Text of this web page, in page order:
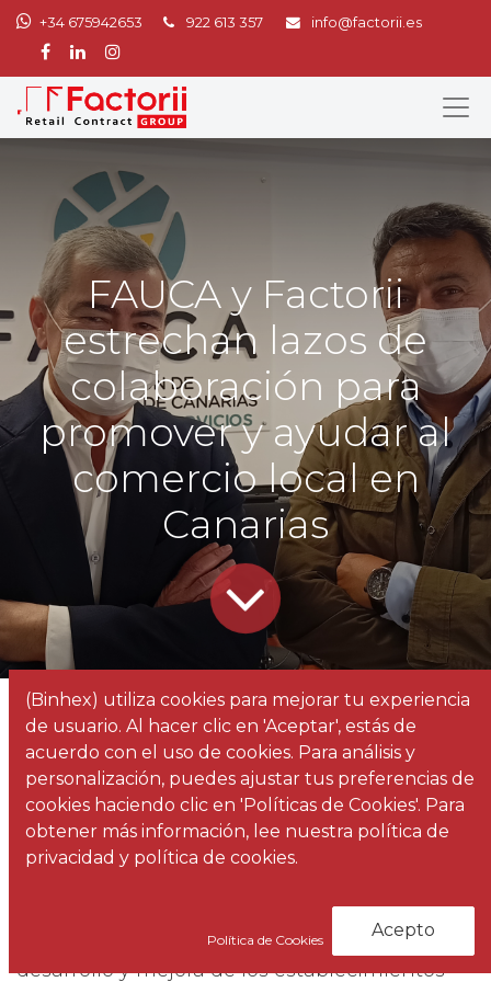
+34 675942653 922 613 357 info@factorii.es
FAUCA y Factorii
estrechan lazos de
colaboración para
promover y ayudar al
comercio local en
Canarias
Todos
los
blogs
Noticias
FAUCA y Factorii estrechan lazos de colaboración para promover y ayudar al comercio local en Canarias
La Federación de Áreas Urbanas de Canarias
(FAUCA)
ha mantenido diversas reuniones de
especializada en el sector del retail para
promover y fomentar acciones que ayuden al
desarrollo y mejora de los establecimientos
(Binhex) utiliza cookies para mejorar tu experiencia
de usuario. Al hacer clic en 'Aceptar', estás de
acuerdo con el uso de cookies. Para análisis y
personalización, puedes ajustar tus preferencias de
cookies haciendo clic en 'Políticas de Cookies'. Para
obtener más información, lee nuestra política de
privacidad y política de cookies.
Política de Cookies Acepto